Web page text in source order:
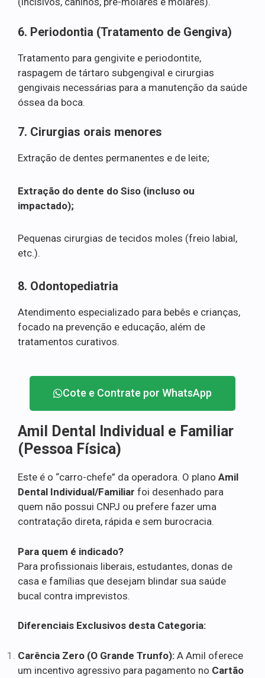
6. Periodontia (Tratamento de Gengiva)
Tratamento para gengivite e periodontite,
raspagem de tártaro subgengival e cirurgias
gengivais necessárias para a manutenção da saúde
óssea da boca.
7. Cirurgias orais menores
Extração de dentes permanentes e de leite;
Extração do dente do Siso (incluso ou
impactado);
Pequenas cirurgias de tecidos moles (freio labial,
etc.).
8. Odontopediatria
Atendimento especializado para bebês e crianças,
focado na prevenção e educação, além de
tratamentos curativos.
Cote e Contrate por WhatsApp
Amil Dental Individual e Familiar
(Pessoa Física)
Este é o “carro-chefe” da operadora. O plano Amil
Dental Individual/Familiar foi desenhado para
quem não possui CNPJ ou prefere fazer uma
contratação direta, rápida e sem burocracia.
Para quem é indicado?
Para profissionais liberais, estudantes, donas de
casa e famílias que desejam blindar sua saúde
bucal contra imprevistos.
Diferenciais Exclusivos desta Categoria:
Carência Zero (O Grande Trunfo): A Amil oferece
um incentivo agressivo para pagamento no Cartão